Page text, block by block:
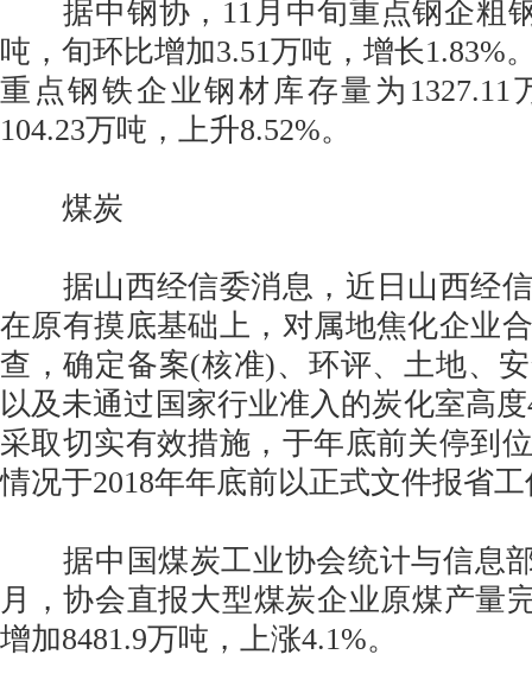
据中钢协，11月中旬重点钢企粗钢
吨，旬环比增加3.51万吨，增长1.83%
重点钢铁企业钢材库存量为1327.11
104.23万吨，上升8.52%。
煤炭
据山西经信委消息，近日山西经信
在原有摸底基础上，对属地焦化企业
查，确定备案(核准)、环评、土地、
以及未通过国家行业准入的炭化室高
采取切实有效措施，于年底前关停到
情况于2018年年底前以正式文件报省
据中国煤炭工业协会统计与信息部
月，协会直报大型煤炭企业原煤产量
增加8481.9万吨，上涨4.1%。